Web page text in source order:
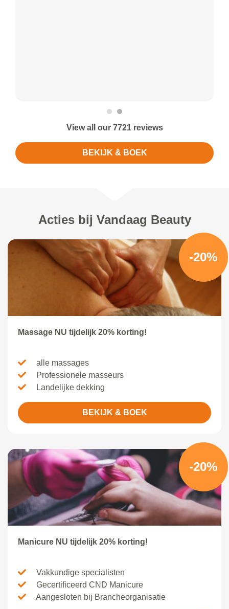
View all our 7721 reviews
BEKIJK & BOEK
Acties bij Vandaag Beauty
-20%
Massage NU tijdelijk 20% korting!
alle massages
Professionele masseurs
Landelijke dekking
BEKIJK & BOEK
-20%
Manicure NU tijdelijk 20% korting!
Vakkundige specialisten
Gecertificeerd CND Manicure
Aangesloten bij Brancheorganisatie